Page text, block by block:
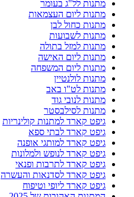
מתנות לל"ג בעומר
מתנות ליום העצמאות
מתנות כחול לבן
מתנות לשבועות
מתנות למזל בתולה
מתנות ליום האישה
מתנות ליום המשפחה
מתנות לולנטיין
מתנות לט"ו באב
מתנות לנובי גוד
מתנות לסילבסטר
גיפט קארד למתנות קולינריות
גיפט קארד לבתי ספא
גיפט קארד למותגי אופנה
גיפט קארד לנופש ולמלונות
גיפט קארד לתרבות ופנאי
גיפט קארד לסדנאות והעשרה
גיפט קארד ליופי וטיפוח